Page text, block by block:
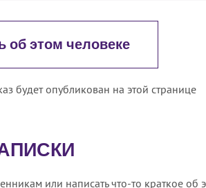
об этом человеке
будет опубликован на этой странице
или написать что-то краткое об